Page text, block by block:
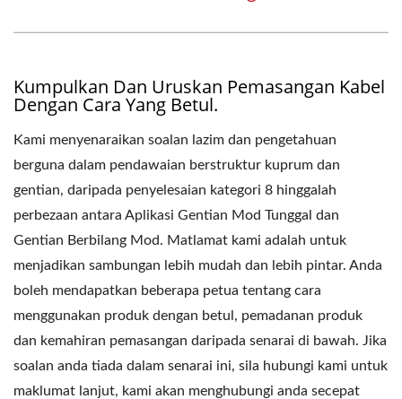
Kumpulkan Dan Uruskan Pemasangan Kabel
Dengan Cara Yang Betul.
Kami menyenaraikan soalan lazim dan pengetahuan
berguna dalam pendawaian berstruktur kuprum dan
gentian, daripada penyelesaian kategori 8 hinggalah
perbezaan antara Aplikasi Gentian Mod Tunggal dan
Gentian Berbilang Mod. Matlamat kami adalah untuk
menjadikan sambungan lebih mudah dan lebih pintar. Anda
boleh mendapatkan beberapa petua tentang cara
menggunakan produk dengan betul, pemadanan produk
dan kemahiran pemasangan daripada senarai di bawah. Jika
soalan anda tiada dalam senarai ini, sila hubungi kami untuk
maklumat lanjut, kami akan menghubungi anda secepat